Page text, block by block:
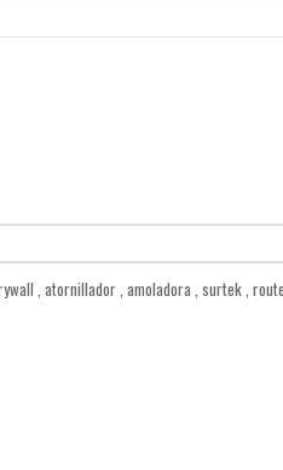
atornillador amoladora surtek